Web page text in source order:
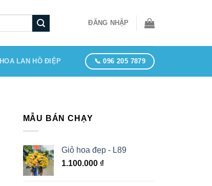
ĐĂNG NHẬP
HOA LAN HỒ ĐIỆP 📞 096 205 7879
MẪU BÁN CHẠY
Giỏ hoa đẹp - L89
1.100.000 ₫